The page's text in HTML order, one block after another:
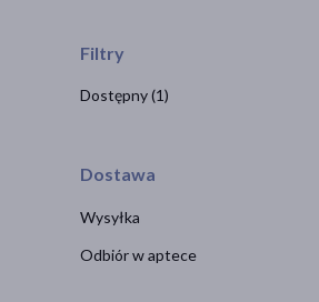
Filtry
Dostępny(1)
Dostawa
Wysyłka
Odbiór w aptece